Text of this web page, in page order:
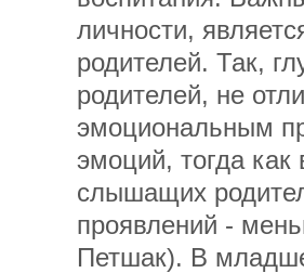
личности,
родителей. Так,
родителей, не
эмоциональным
эмоций, тогда
слышащих
проявлений -
Петшак). В